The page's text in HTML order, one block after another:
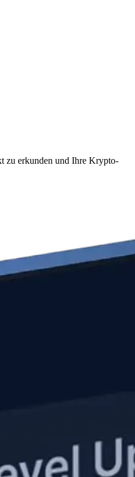
zu erkunden und Ihre Krypto-